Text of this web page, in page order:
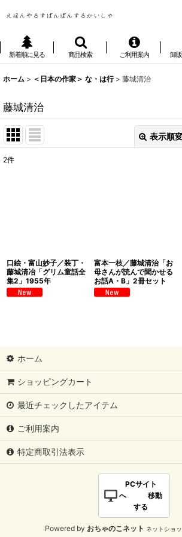
新着順に見る 商品検索 ご利用案内 卸
ホーム > ＜日本の作家＞ な・は行 > 藤城清治
藤城清治
表示順
2件
口絵・富山妙子／装丁・
藤城清冶「グリム童話全
集2」1955年
富本一枝／藤城清治「お
母さんが読んで聞かせる
お話A・B」2冊セット
ホーム
ショッピングカート
最近チェックしたアイテム
ご利用案内
特定商取引法表示
PCサイト
へ 移動
する
Powered by おちゃのこネット ネットショ